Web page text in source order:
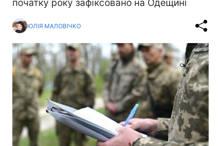
початку року зафіксовано на Одещині
ЮЛІЯ МАЛОВІЧКО